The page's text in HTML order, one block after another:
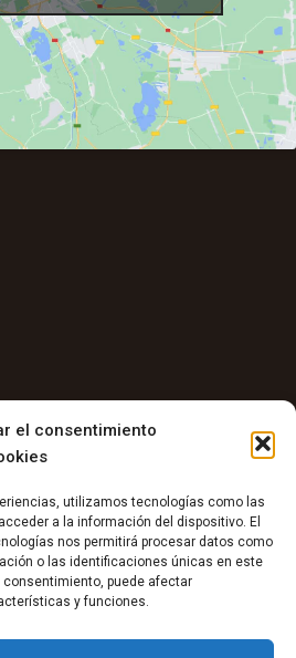
el consentimiento
utilizamos tecnologías como las
a la información del dispositivo. El
nos permitirá procesar datos como
o las identificaciones únicas en este
puede afectar
y funciones.